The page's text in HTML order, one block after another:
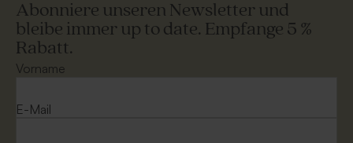
Abonniere unseren Newsletter und
bleibe immer up to date. Empfange 5 %
Rabatt.
Vorname
E-Mail